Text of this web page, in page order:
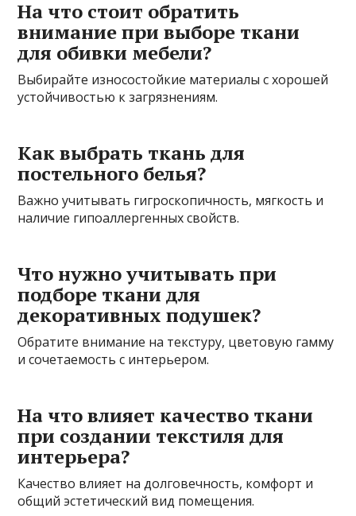
На что стоит обратить
внимание при выборе ткани
для обивки мебели?
Выбирайте износостойкие материалы с хорошей
устойчивостью к загрязнениям.
Как выбрать ткань для
постельного белья?
Важно учитывать гигроскопичность, мягкость и
наличие гипоаллергенных свойств.
Что нужно учитывать при
подборе ткани для
декоративных подушек?
Обратите внимание на текстуру, цветовую гамму
и сочетаемость с интерьером.
На что влияет качество ткани
при создании текстиля для
интерьера?
Качество влияет на долговечность, комфорт и
общий эстетический вид помещения.